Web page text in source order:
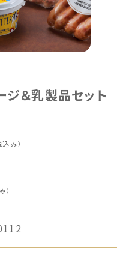
ジ＆乳製品セット
込み）
）